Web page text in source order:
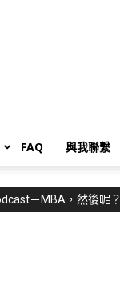
FAQ 與我聯繫
－MBA，然後呢？